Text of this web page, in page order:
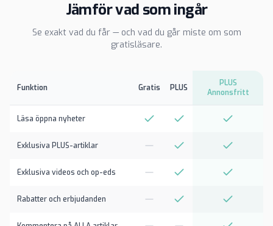
Jämför vad som ingår
Se exakt vad du får — och vad du går miste om som
gratisläsare.
Funktion Gratis PLUS
PLUS
Annonsfritt
Läsa öppna nyheter
Exklusiva PLUS-artiklar
Exklusiva videos och op-eds
Rabatter och erbjudanden